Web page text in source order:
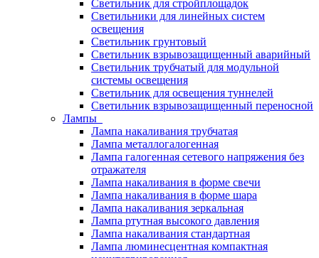
Светильник для стройплощадок
Светильники для линейных систем
освещения
Светильник грунтовый
Светильник взрывозащищенный аварийный
Светильник трубчатый для модульной
системы освещения
Светильник для освещения туннелей
Светильник взрывозащищенный переносной
Лампы
Лампа накаливания трубчатая
Лампа металлогалогенная
Лампа галогенная сетевого напряжения без
отражателя
Лампа накаливания в форме свечи
Лампа накаливания в форме шара
Лампа накаливания зеркальная
Лампа ртутная высокого давления
Лампа накаливания стандартная
Лампа люминесцентная компактная